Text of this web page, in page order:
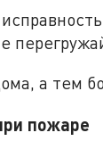
а тем
пожаре